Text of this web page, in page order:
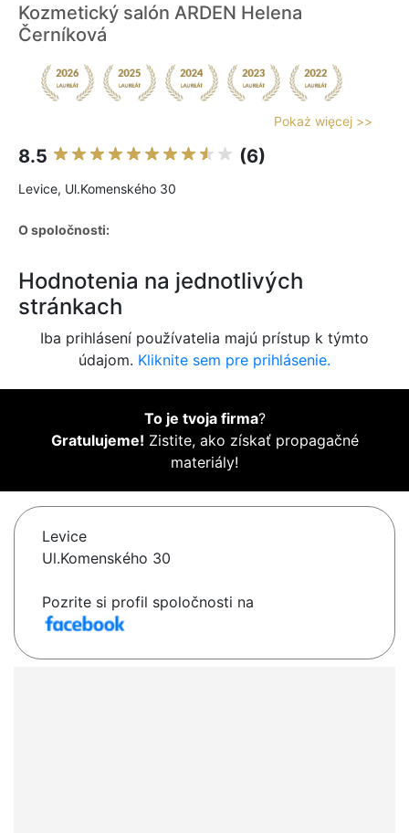
Kozmetický salón ARDEN Helena
Černíková
Pokaż więcej >>
8.5 (6)
Levice, Ul.Komenského 30
O spoločnosti:
Hodnotenia na jednotlivých
stránkach
Iba prihlásení používatelia majú prístup k týmto
údajom. Kliknite sem pre prihlásenie.
To je tvoja firma?
Gratulujeme! Zistite, ako získať propagačné
materiály!
Levice
Ul.Komenského 30
Pozrite si profil spoločnosti na